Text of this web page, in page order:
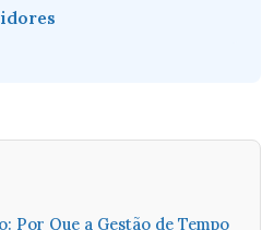
Por Que a Gestão de Tempo